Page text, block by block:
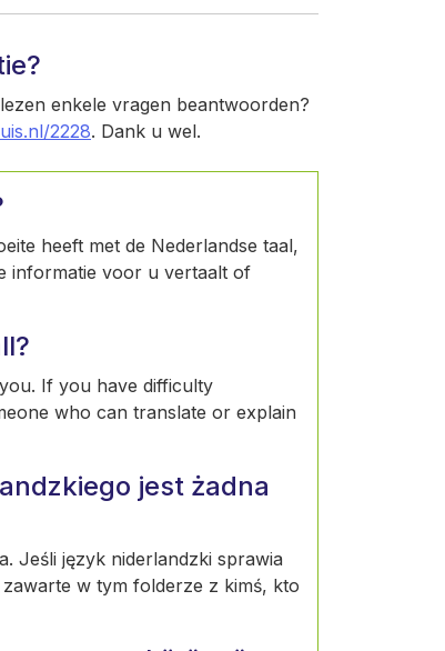
enkele vragen beantwoorden?
2228. Dank u wel.
heeft met de Nederlandse taal,
informatie voor u vertaalt of
If you have difficulty
who can translate or explain
jest żadna
Jeśli język niderlandzki sprawia
w tym folderze z kimś, kto